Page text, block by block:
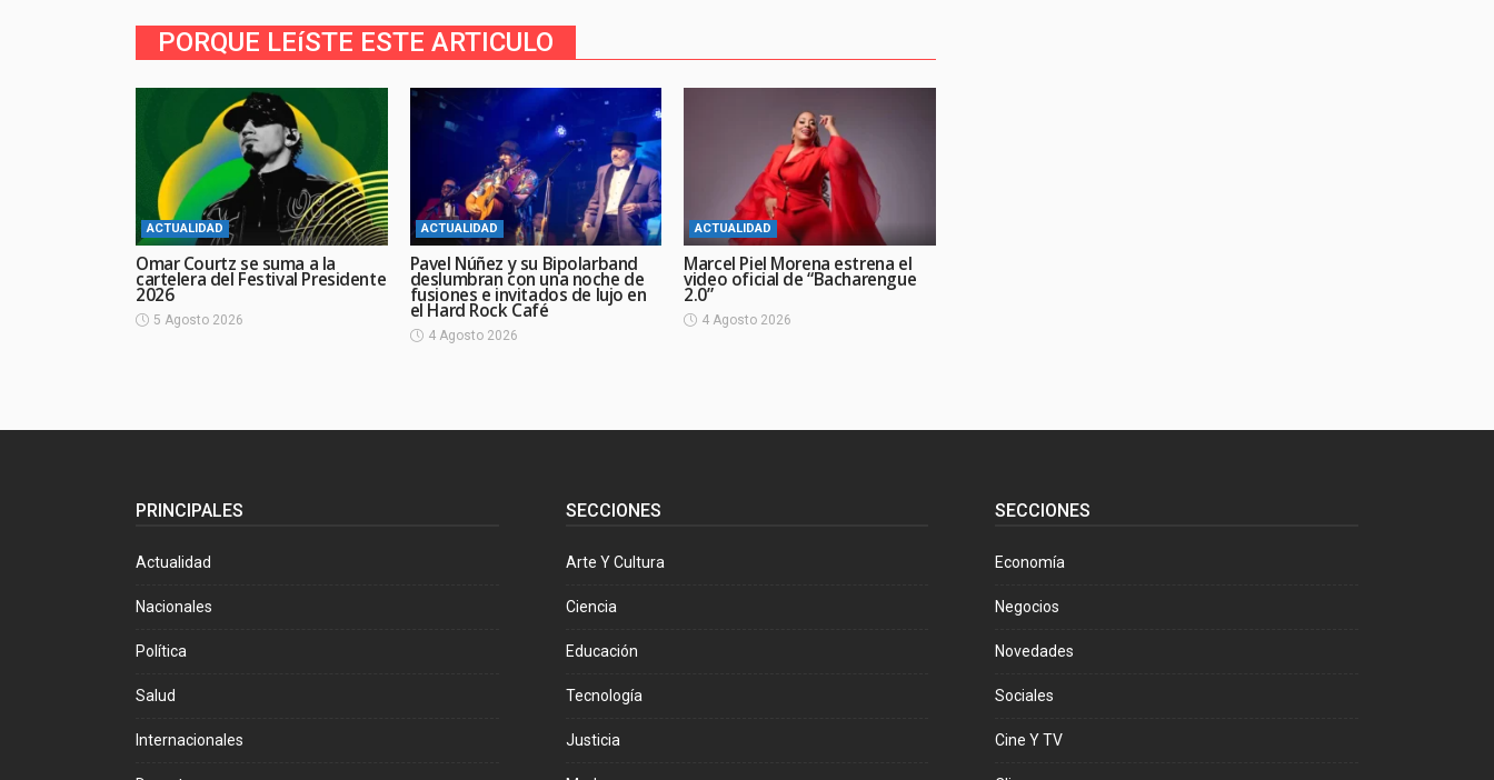
PORQUE LEíSTE ESTE ARTICULO
ACTUALIDAD
Omar Courtz se suma a la
cartelera del Festival Presidente
2026
5 Agosto 2026
ACTUALIDAD
Pavel Núñez y su Bipolarband
deslumbran con una noche de
fusiones e invitados de lujo en
el Hard Rock Café
4 Agosto 2026
ACTUALIDAD
Marcel Piel Morena estrena el
video oficial de “Bacharengue
2.0”
4 Agosto 2026
PRINCIPALES
Actualidad
Nacionales
Política
Salud
Internacionales
SECCIONES
Arte Y Cultura
Ciencia
Educación
Tecnología
Justicia
SECCIONES
Economía
Negocios
Novedades
Sociales
Cine Y TV